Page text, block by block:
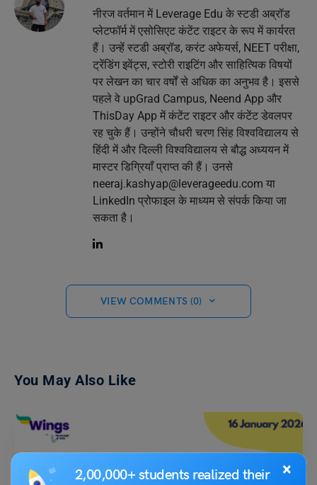
×
2,00,000+ students realized their
नीरज वर्तमान में Leverage Edu के स्टडी अब्रॉड
प्लेटफॉर्म में एसोसिएट कंटेंट राइटर के रूप में कार्यरत
हैं। उन्हें स्टडी अब्रॉड, करंट अफेयर्स, NEET परीक्षा,
ट्रेंडिंग इवेंट्स, स्टोरी राइटिंग और साहित्यिक विषयों
पर लेखन का चार वर्षों से अधिक का अनुभव है। इससे
पहले वे upGrad Campus, Neend App और
ThisDay App में कंटेंट राइटर और कंटेंट डेवलपर
रह चुके हैं। उन्होंने चौधरी चरण सिंह विश्वविद्यालय से
हिंदी में और दिल्ली विश्वविद्यालय से बौद्ध अध्ययन में
मास्टर डिग्रियाँ प्राप्त की हैं। उनसे
neeraj.kashyap@leverageedu.com या
LinkedIn प्रोफाइल के माध्यम से संपर्क किया जा
सकता है।
VIEW COMMENTS (0)
You May Also Like